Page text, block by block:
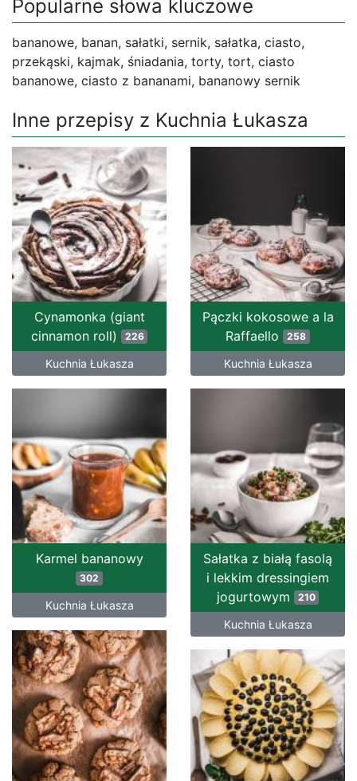
Popularne słowa kluczowe
bananowe, banan, sałatki, sernik, sałatka, ciasto,
przekąski, kajmak, śniadania, torty, tort, ciasto
bananowe, ciasto z bananami, bananowy sernik
Inne przepisy z Kuchnia Łukasza
Cynamonka (giant
cinnamon roll)
226
Kuchnia Łukasza
Pączki kokosowe a la
Raffaello 258
Kuchnia Łukasza
Karmel bananowy
302
Kuchnia Łukasza
Sałatka z białą fasolą
i lekkim dressingiem
jogurtowym
210
Kuchnia Łukasza